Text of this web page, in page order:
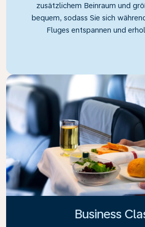
zusätzlichem Beinraum und
bequem, sodass Sie sich
Fluges entspannen und
Business